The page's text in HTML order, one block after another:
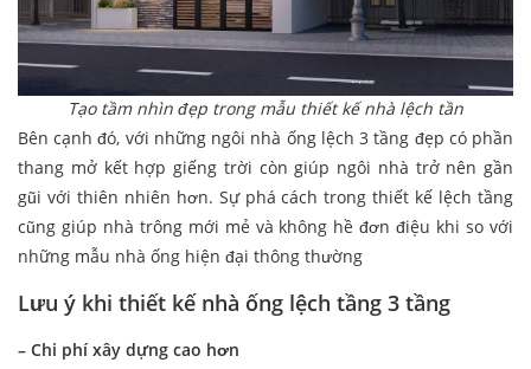
Tạo tầm nhìn đẹp trong mẫu thiết kế nhà lệch tần
Bên cạnh đó, với những ngôi nhà ống lệch 3 tầng đẹp có phần
thang mở kết hợp giếng trời còn giúp ngôi nhà trở nên gần
gũi với thiên nhiên hơn. Sự phá cách trong thiết kế lệch tầng
cũng giúp nhà trông mới mẻ và không hề đơn điệu khi so với
những mẫu nhà ống hiện đại thông thường
Lưu ý khi thiết kế nhà ống lệch tầng 3 tầng
– Chi phí xây dựng cao hơn